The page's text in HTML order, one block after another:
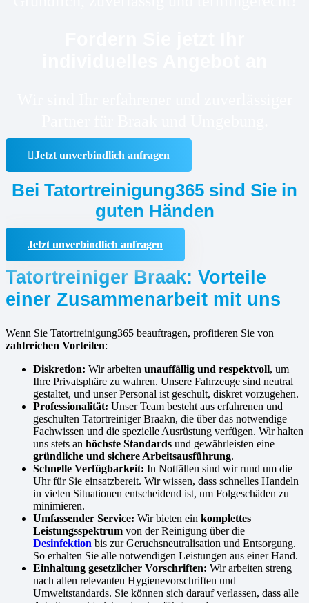
Jetzt unverbindlich anfragen
Bei Tatortreinigung365 sind Sie in
guten Händen
Jetzt unverbindlich anfragen
Tatortreiniger Braak: Vorteile
einer Zusammenarbeit mit uns
Wenn Sie Tatortreinigung365 beauftragen, profitieren Sie von
zahlreichen Vorteilen:
Diskretion: Wir arbeiten unauffällig und respektvoll, um
Ihre Privatsphäre zu wahren. Unsere Fahrzeuge sind neutral
gestaltet, und unser Personal ist geschult, diskret vorzugehen.
Professionalität: Unser Team besteht aus erfahrenen und
geschulten Tatortreiniger Braakn, die über das notwendige
Fachwissen und die spezielle Ausrüstung verfügen. Wir halten
uns stets an höchste Standards und gewährleisten eine
gründliche und sichere Arbeitsausführung.
Schnelle Verfügbarkeit: In Notfällen sind wir rund um die
Uhr für Sie einsatzbereit. Wir wissen, dass schnelles Handeln
in vielen Situationen entscheidend ist, um Folgeschäden zu
minimieren.
Umfassender Service: Wir bieten ein komplettes
Leistungsspektrum von der Reinigung über die
Desinfektion bis zur Geruchsneutralisation und Entsorgung.
So erhalten Sie alle notwendigen Leistungen aus einer Hand.
Einhaltung gesetzlicher Vorschriften: Wir arbeiten streng
nach allen relevanten Hygienevorschriften und
Umweltstandards. Sie können sich darauf verlassen, dass alle